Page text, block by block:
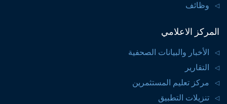
وظائف
المركز الاعلامي
الأخبار والبيانات الصحفية
التقارير
مركز تعليم المستثمرين
تنزيلات التطبيق